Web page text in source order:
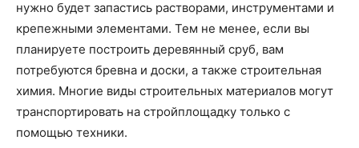
нужно будет запастись растворами, инструментами и
крепежными элементами. Тем не менее, если вы
планируете построить деревянный сруб, вам
потребуются бревна и доски, а также строительная
химия. Многие виды строительных материалов могут
транспортировать на стройплощадку только с
помощью техники.